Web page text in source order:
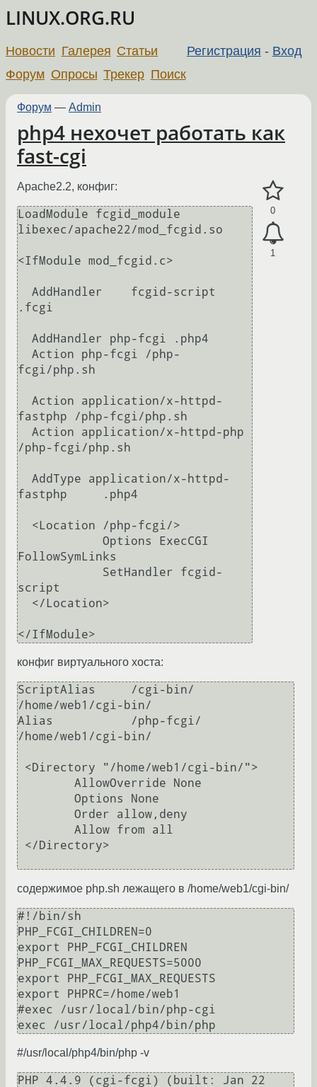
LINUX.ORG.RU
Регистрация - Вход
Новости Галерея Статьи
Форум Опросы Трекер Поиск
Форум — Admin
php4 нехочет работать как
fast-cgi
0
1
Apache2.2, конфиг:
LoadModule fcgid_module
libexec/apache22/mod_fcgid.so
<IfModule mod_fcgid.c>
.fcgi
fcgi/php.sh
fastphp /php-fcgi/php.sh
/php-fcgi/php.sh
fastphp     .php4
FollowSymLinks
script
конфиг виртуального хоста:
ScriptAlias     /cgi-bin/
/home/web1/cgi-bin/
Alias           /php-fcgi/
/home/web1/cgi-bin/
содержимое php.sh лежащего в /home/web1/cgi-bin/
#!/bin/sh
PHP_FCGI_CHILDREN=0
export PHP_FCGI_CHILDREN
PHP_FCGI_MAX_REQUESTS=5000
export PHP_FCGI_MAX_REQUESTS
export PHPRC=/home/web1
#exec /usr/local/bin/php-cgi
#/usr/local/php4/bin/php -v
PHP 4.4.9 (cgi-fcgi) (built: Jan 22